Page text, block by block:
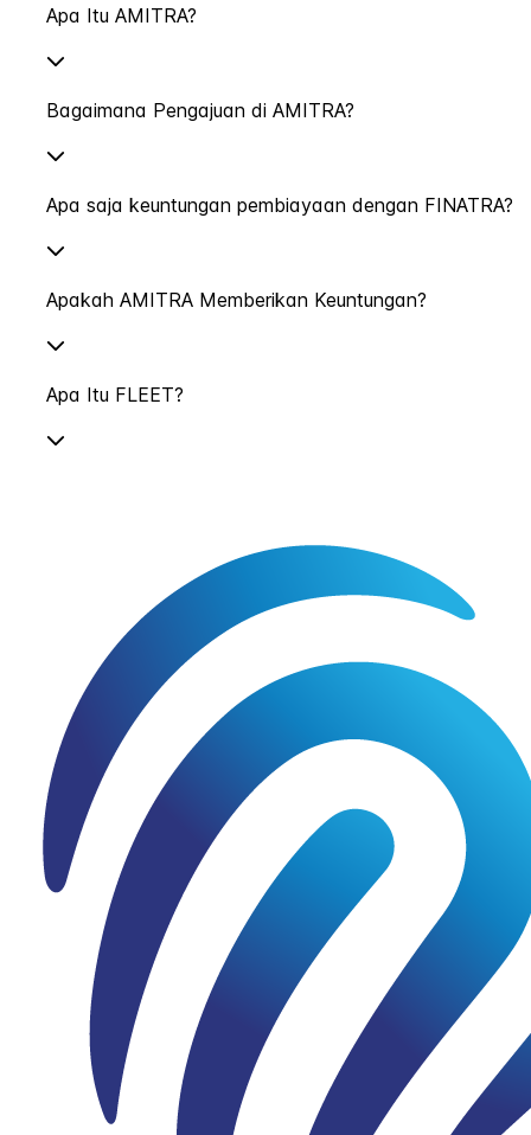
Apa Itu AMITRA?
Bagaimana Pengajuan di AMITRA?
Apa saja keuntungan pembiayaan dengan FINATRA?
Apakah AMITRA Memberikan Keuntungan?
Apa Itu FLEET?